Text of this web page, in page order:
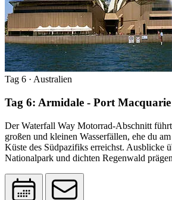
Tag 6 · Australien
Tag 6: Armidale - Port
Der Waterfall Way Motorrad-Abschnitt
großen und kleinen Wasserfällen, ehe du
Küste des Südpazifiks erreichst. Ausblicke
Nationalpark und dichten Regenwald